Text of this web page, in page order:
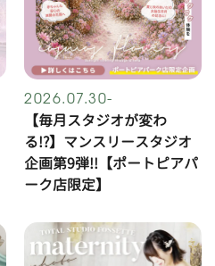
2026.07.30-
【毎月スタジオが変わ
る!?】マンスリースタジオ
企画第9弾!!【ポートピアパ
ーク店限定】